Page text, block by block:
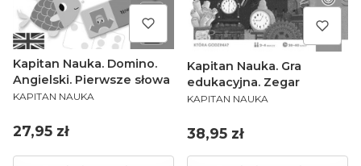
Kapitan Nauka. Domino.
Angielski. Pierwsze słowa
PRODUCENT
KAPITAN NAUKA
Cena
27,95 zł
Kapitan Nauka. Gra
edukacyjna. Zegar
PRODUCENT
KAPITAN NAUKA
Cena
38,95 zł